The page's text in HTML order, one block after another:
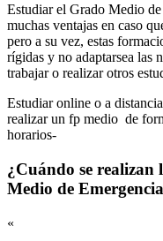
Estudiar el Grado Medio
muchas ventajas en caso
pero a su vez, estas
rígidas y no adaptarsea las
trabajar o realizar otros
Estudiar online o a
realizar un fp medio de
horarios-
¿Cuándo se realizan
Medio de
«